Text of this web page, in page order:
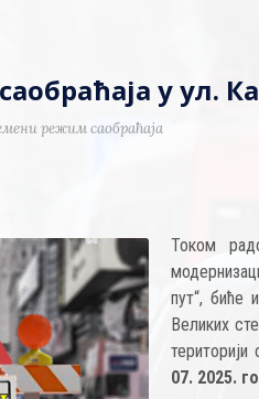
у ул.
режим саобраћаја
Током
пут“, биће
Великих
07. 2025.